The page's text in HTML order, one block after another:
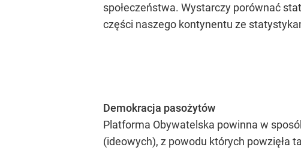
społeczeństwa. Wystarczy porównać
części naszego kontynentu ze
Demokracja pasożytów
Platforma Obywatelska powinna w
(ideowych), z powodu których powzięła